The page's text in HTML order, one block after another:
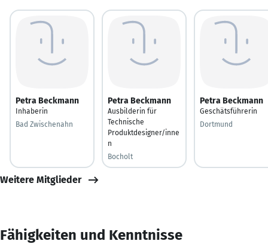
Petra Beckmann
Inhaberin
Bad Zwischenahn
Petra Beckmann
Ausbilderin für
Technische
Produktdesigner/inne
n
Bocholt
Petra Beckmann
Geschätsführerin
Dortmund
Weitere Mitglieder
Fähigkeiten und Kenntnisse